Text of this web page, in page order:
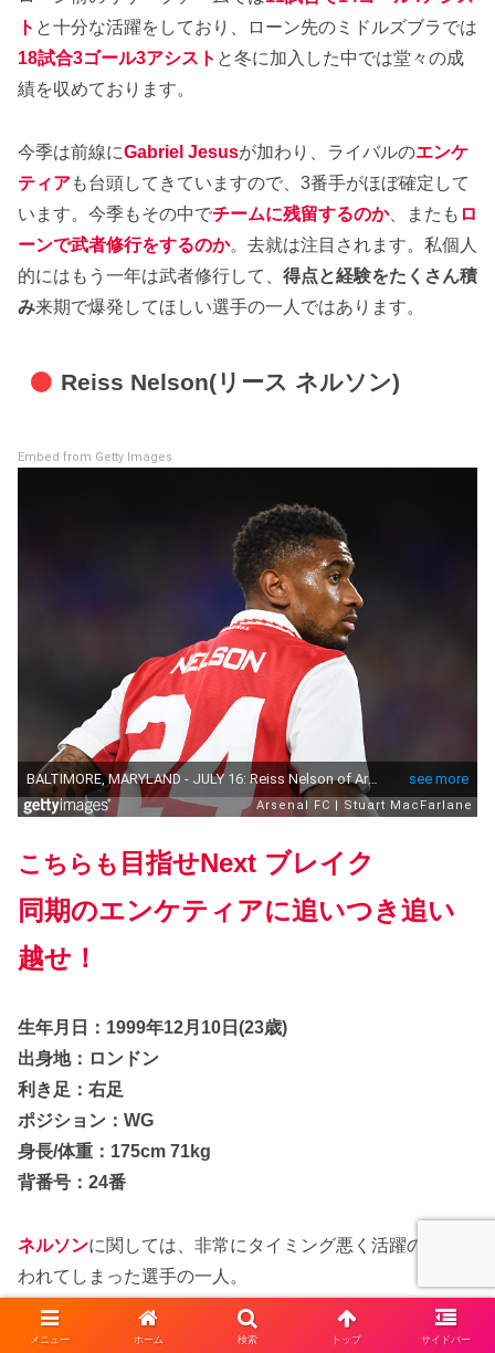
ト と十分な活躍をしており、ローン先のミドルズブラでは
18試合3ゴール3アシスト と冬に加入した中では堂々の成
績を収めております。
今季は前線にGabriel Jesusが加わり、ライバルのエンケ
ティアも台頭してきていますので、3番手がほぼ確定して
います。今季もその中でチームに残留するのか、またも ロ
ーンで武者修行をするのか。去就は注目されます。私個人
的にはもう一年は武者修行して、 得点と経験をたくさん積
み来期で爆発してほしい選手の一人ではあります。
Reiss Nelson(リース ネルソン)
Embed from Getty Images
こちらも 目指せNext ブレイク
同期のエンケティアに追いつき追い
越せ！
生年月日：1999年12月10日(23歳)
出身地：ロンドン
利き足：右足
ポジション：WG
身長/体重：175cm 71kg
背番号：24番
ネルソンに関しては、非常にタイミング悪く活躍の場を奪
われてしまった選手の一人。
19-20に関してはペペ
の加入により控えを余儀なくされ、
リーグ戦は17試合にとどまり、20-21にはウィリアンの加
メニュー ホーム 検索 トップ サイドバー